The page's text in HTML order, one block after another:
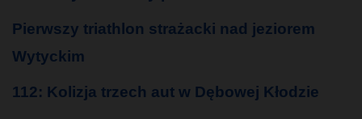
Pierwszy triathlon strażacki nad jeziorem
Wytyckim
112: Kolizja trzech aut w Dębowej Kłodzie